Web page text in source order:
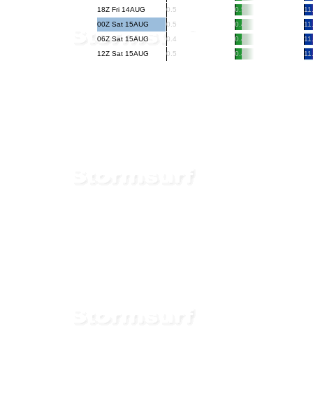
18Z Fri 14AUG
0.5 0.5
00Z Sat 15AUG
0.5 0.4
06Z Sat 15AUG
0.4 0.4
12Z Sat 15AUG
0.5 0.4